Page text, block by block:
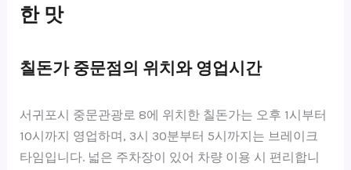
한 맛
칠돈가 중문점의 위치와 영업시간
서귀포시 중문관광로 8에 위치한 칠돈가는 오후 1시부터
10시까지 영업하며, 3시 30분부터 5시까지는 브레이크
타임입니다. 넓은 주차장이 있어 차량 이용 시 편리합니